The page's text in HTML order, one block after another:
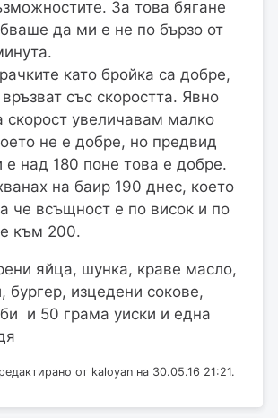
За това бягане
да ми е не по бързо от
като бройка са добре,
със скоростта. Явно
скорост увеличавам малко
не е добре, но предвид
е над 180 поне това е добре.
на баир 190 днес, което
че всъщност е по висок и по
към 200.
яйца, шунка, краве масло,
бургер, изцедени сокове,
и 50 грама уиски и една
от kaloyan на 30.05.16 21:21.